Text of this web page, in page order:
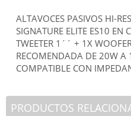
ALTAVOCES PASIVOS HI-
SIGNATURE ELITE ES10 EN
TWEETER 1´´ + 1X
RECOMENDADA DE 20W A
COMPATIBLE CON
PRODUCTOS